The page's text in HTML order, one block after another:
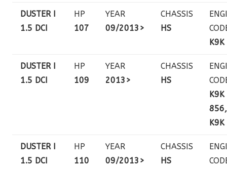
DUSTER I
1.5 DCI
HP
107
YEAR
09/2013>
CHASSIS
HS
DUSTER I
1.5 DCI
HP
109
YEAR
2013>
CHASSIS
HS
K9K
856,
DUSTER I
1.5 DCI
HP
110
YEAR
09/2013>
CHASSIS
HS